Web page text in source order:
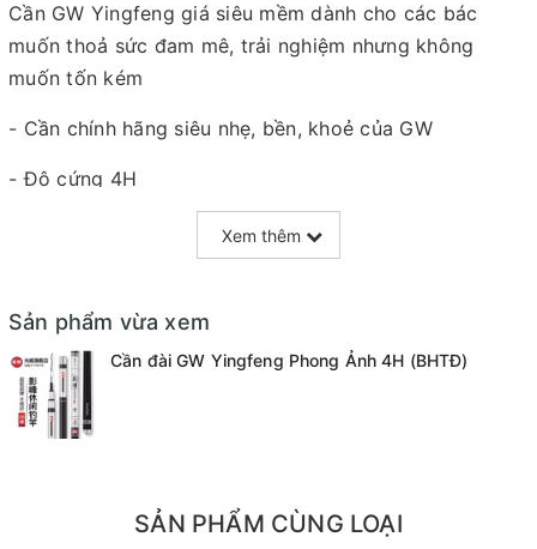
Cần GW Yingfeng giá siêu mềm dành cho các bác
muốn thoả sức đam mê, trải nghiệm nhưng không
muốn tốn kém
- Cần chính hãng siêu nhẹ, bền, khoẻ của GW
- Độ cứng 4H
- Trọng lượng: 130gram
- Độ dài 4m5
Xem thêm
Sản phẩm vừa xem
Cần đài GW Yingfeng Phong Ảnh 4H (BHTĐ)
SẢN PHẨM CÙNG LOẠI